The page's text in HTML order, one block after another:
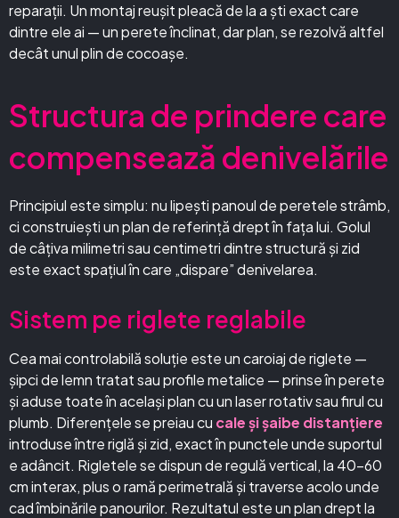
reparații. Un montaj reușit pleacă de la a ști exact care
dintre ele ai — un perete înclinat, dar plan, se rezolvă altfel
decât unul plin de cocoașe.
Structura de prindere care
compensează denivelările
Principiul este simplu: nu lipești panoul de peretele strâmb,
ci construiești un plan de referință drept în fața lui. Golul
de câțiva milimetri sau centimetri dintre structură și zid
este exact spațiul în care „dispare” denivelarea.
Sistem pe riglete reglabile
Cea mai controlabilă soluție este un caroiaj de riglete —
șipci de lemn tratat sau profile metalice — prinse în perete
și aduse toate în același plan cu un laser rotativ sau firul cu
plumb. Diferențele se preiau cu cale și șaibe distanțiere
introduse între riglă și zid, exact în punctele unde suportul
e adâncit. Rigletele se dispun de regulă vertical, la 40–60
cm interax, plus o ramă perimetrală și traverse acolo unde
cad îmbinările panourilor. Rezultatul este un plan drept la